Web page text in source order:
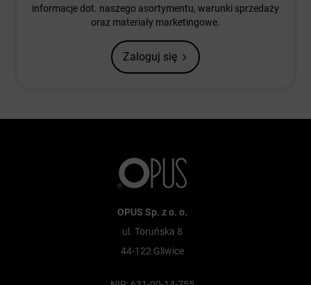
informacje dot. naszego asortymentu, warunki sprzedaży
oraz materiały marketingowe.
Zaloguj się
OPUS Sp. z o. o.
ul. Toruńska 8
44-122 Gliwice